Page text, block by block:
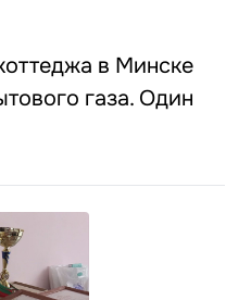
в Минске
газа. Один